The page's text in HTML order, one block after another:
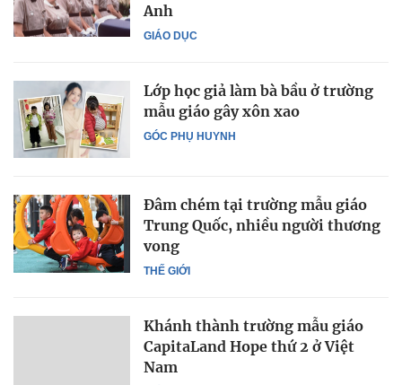
GIÁO DỤC
Anh
GÓC PHỤ HUYNH
Lớp học giả làm bà bầu ở trường
mẫu giáo gây xôn xao
THẾ GIỚI
Đâm chém tại trường mẫu giáo
Trung Quốc, nhiều người thương
vong
Khánh thành trường mẫu giáo
CapitaLand Hope thứ 2 ở Việt
Nam